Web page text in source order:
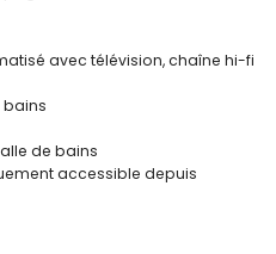
avec télévision, chaîne hi-fi
bains
de bains
accessible depuis